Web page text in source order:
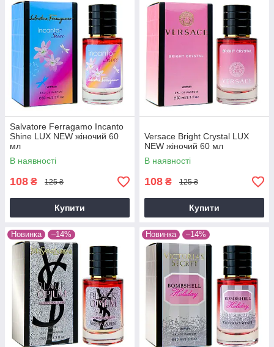
Salvatore Ferragamo Incanto
Shine LUX NEW жіночий 60
мл
В наявності
108 ₴ 125 ₴
Купити
Versace Bright Crystal LUX
NEW жіночий 60 мл
В наявності
108 ₴ 125 ₴
Купити
Новинка –14% Новинка –14%